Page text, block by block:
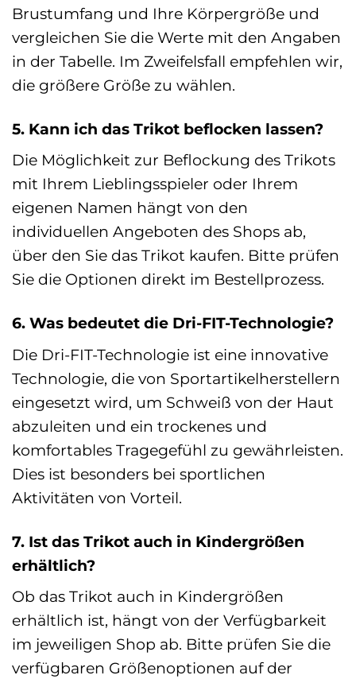
Brustumfang und Ihre Körpergröße und
vergleichen Sie die Werte mit den Angaben
in der Tabelle. Im Zweifelsfall empfehlen wir,
die größere Größe zu wählen.
5. Kann ich das Trikot beflocken lassen?
Die Möglichkeit zur Beflockung des Trikots
mit Ihrem Lieblingsspieler oder Ihrem
eigenen Namen hängt von den
individuellen Angeboten des Shops ab,
über den Sie das Trikot kaufen. Bitte prüfen
Sie die Optionen direkt im Bestellprozess.
6. Was bedeutet die Dri-FIT-Technologie?
Die Dri-FIT-Technologie ist eine innovative
Technologie, die von Sportartikelherstellern
eingesetzt wird, um Schweiß von der Haut
abzuleiten und ein trockenes und
komfortables Tragegefühl zu gewährleisten.
Dies ist besonders bei sportlichen
Aktivitäten von Vorteil.
7. Ist das Trikot auch in Kindergrößen
erhältlich?
Ob das Trikot auch in Kindergrößen
erhältlich ist, hängt von der Verfügbarkeit
im jeweiligen Shop ab. Bitte prüfen Sie die
verfügbaren Größenoptionen auf der